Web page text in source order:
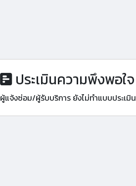
ประเมินความพึงพอใจ
ผู้แจ้งซ่อม/ผู้รับบริการ ยังไม่ทำแบบประเมิน